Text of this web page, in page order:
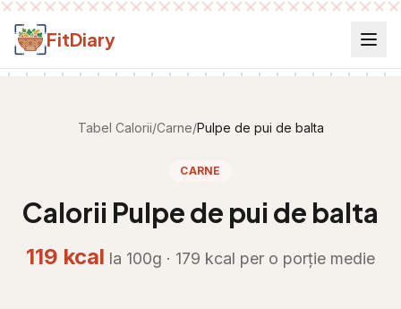
Salt la conținut
FitDiary
Tabel Calorii/Carne/Pulpe de pui de balta
CARNE
Calorii Pulpe de pui de balta
119 kcal la 100g · 179 kcal per o porție medie